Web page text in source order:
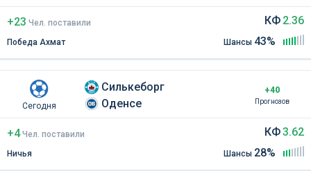
+23 Чел поставили
Победа Ахмат
КФ 2.36
Шансы 43%
Сегодня
Силькеборг
Оденсе
+40
Прогнозов
+4 Чел поставили
Ничья
КФ3.62
Шансы 28%